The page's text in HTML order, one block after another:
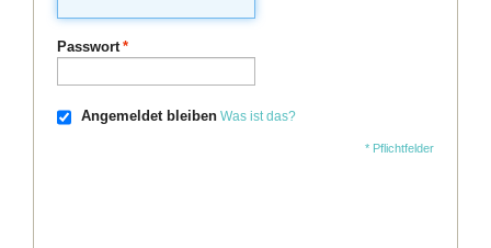
*
Passwort
Angemeldet bleiben Was ist das?
* Pflichtfelder